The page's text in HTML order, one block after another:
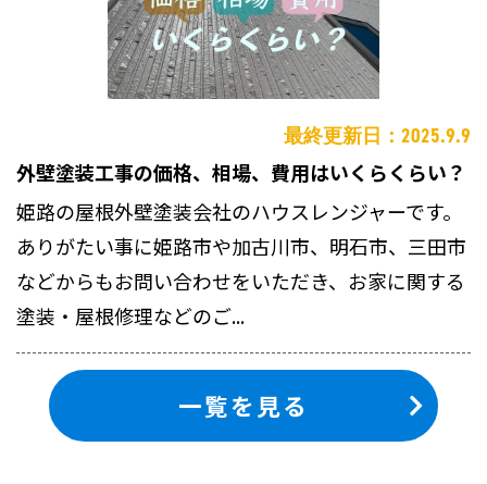
最終更新日：2025.9.9
外壁塗装工事の価格、相場、費用はいくらくらい？
姫路の屋根外壁塗装会社のハウスレンジャーです。
ありがたい事に姫路市や加古川市、明石市、三田市
などからもお問い合わせをいただき、お家に関する
塗装・屋根修理などのご...
一覧を見る